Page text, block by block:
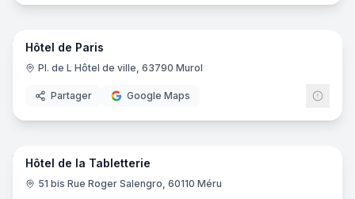
10
Hôtel de Paris
Pl. de L Hôtel de ville, 63790 Murol
Partager Google Maps
16
Hôtel de la Tabletterie
51 bis Rue Roger Salengro, 60110 Méru